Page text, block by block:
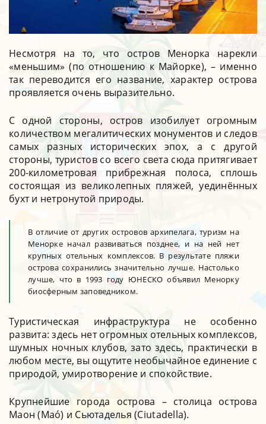
Несмотря на то, что остров Менорка нарекли
«меньшим» (по отношению к Майорке), – именно
так переводится его название, характер острова
проявляется очень выразительно.
С одной стороны, остров изобилует огромным
количеством мегалитических монументов и следов
самых разных исторических эпох, а с другой
стороны, туристов со всего света сюда притягивает
200-километровая прибрежная полоса, сплошь
состоящая из великолепных пляжей, уединённых
бухт и нетронутой природы.
В отличие от других островов архипелага, туризм на
Менорке начал развиваться позднее, и на ней нет
крупных отельных комплексов. В результате пляжи
острова сохранились значительно лучше. Настолько
лучше, что в 1993 году ЮНЕСКО объявил Менорку
биосферным заповедником.
Туристическая инфраструктура не особенно
развита: здесь нет огромных отельных комплексов,
шумных ночных клубов, зато здесь, практически в
любом месте, вы ощутите необычайное единение с
природой, умиротворение и спокойствие.
Крупнейшие города острова – столица острова
Маон (Maó) и Сьютаделья (Ciutadella).